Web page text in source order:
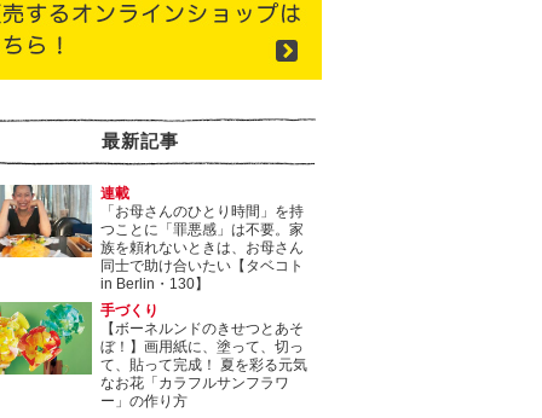
最新記事
連載
「お母さんのひとり時間」を持
つことに「罪悪感」は不要。家
族を頼れないときは、お母さん
同士で助け合いたい【タベコト
in Berlin・130】
手づくり
【ボーネルンドのきせつとあそ
ぼ！】画用紙に、塗って、切っ
て、貼って完成！ 夏を彩る元気
なお花「カラフルサンフラワ
ー」の作り方